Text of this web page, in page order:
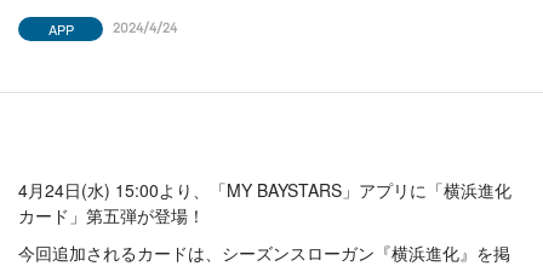
APP 2024/4/24
4月24日(水) 15:00より、「MY BAYSTARS」アプリに「横浜進化
カード」第五弾が登場！
今回追加されるカードは、シーズンスローガン『横浜進化』を掲